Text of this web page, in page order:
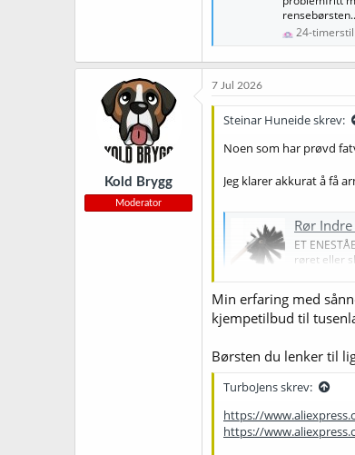
24-
Kold Brygg
Moderator
7 Jul 2026
Steinar Huneide skrev:
Noen som har prøvd
Jeg klarer akkurat å få
Rør
ET
røret eller
24-
Min erfaring med
kjempetilbud til
Børsten du lenker til
TurboJens skrev:
https://
https://